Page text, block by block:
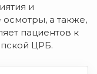
и
а также,
пациентов к
ЦРБ.